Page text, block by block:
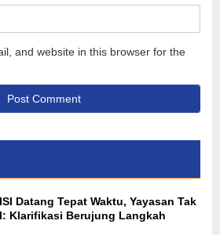
and website in this browser for the
Datang Tepat Waktu, Yayasan Tak
Klarifikasi Berujung Langkah